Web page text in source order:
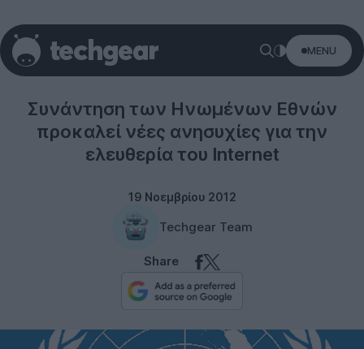
MENU
Συνάντηση των Ηνωμένων Εθνών
προκαλεί νέες ανησυχίες για την
ελευθερία του Internet
19 Νοεμβρίου 2012
Techgear Team
Share